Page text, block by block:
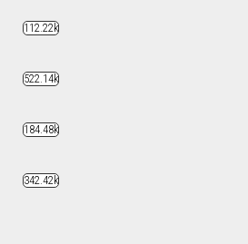
112.22k
522.14k
184.48k
342.42k